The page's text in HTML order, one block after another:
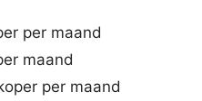
per maand
maand
per maand